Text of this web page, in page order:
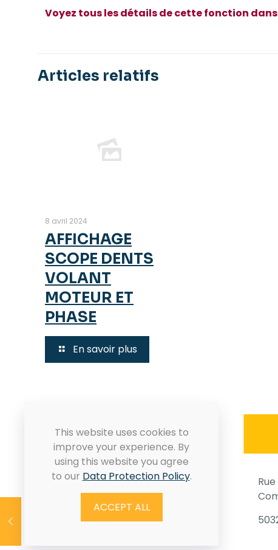
Voyez tous les détails de cette fonction
Articles relatifs
8 avril 2024
AFFICHAGE
SCOPE DENTS
VOLANT
MOTEUR ET
PHASE
En savoir plus
SKYNAM
ENVOYER UN EMAIL
Conditions générales de ventes
This website uses cookies to
improve your experience. By
using this website you agree
to our Data Protection Policy.
ACCEPT ALL